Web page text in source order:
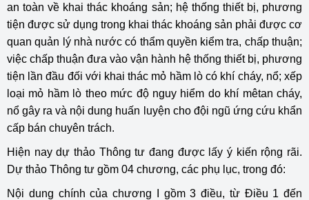
an toàn về khai thác khoáng sản; hệ thống thiết bị, phương
tiện được sử dụng trong khai thác khoáng sản phải được cơ
quan quản lý nhà nước có thẩm quyền kiểm tra, chấp thuận;
việc chấp thuận đưa vào vận hành hệ thống thiết bị, phương
tiện lần đầu đối với khai thác mỏ hầm lò có khí cháy, nổ; xếp
loại mỏ hầm lò theo mức độ nguy hiểm do khí mêtan cháy,
nổ gây ra và nội dung huấn luyện cho đội ngũ ứng cứu khẩn
cấp bán chuyên trách.
Hiện nay dự thảo Thông tư đang được lấy ý kiến rộng rãi.
Dự thảo Thông tư gồm 04 chương, các phụ lục, trong đó:
Nội dung chính của chương I gồm 3 điều, từ Điều 1 đến